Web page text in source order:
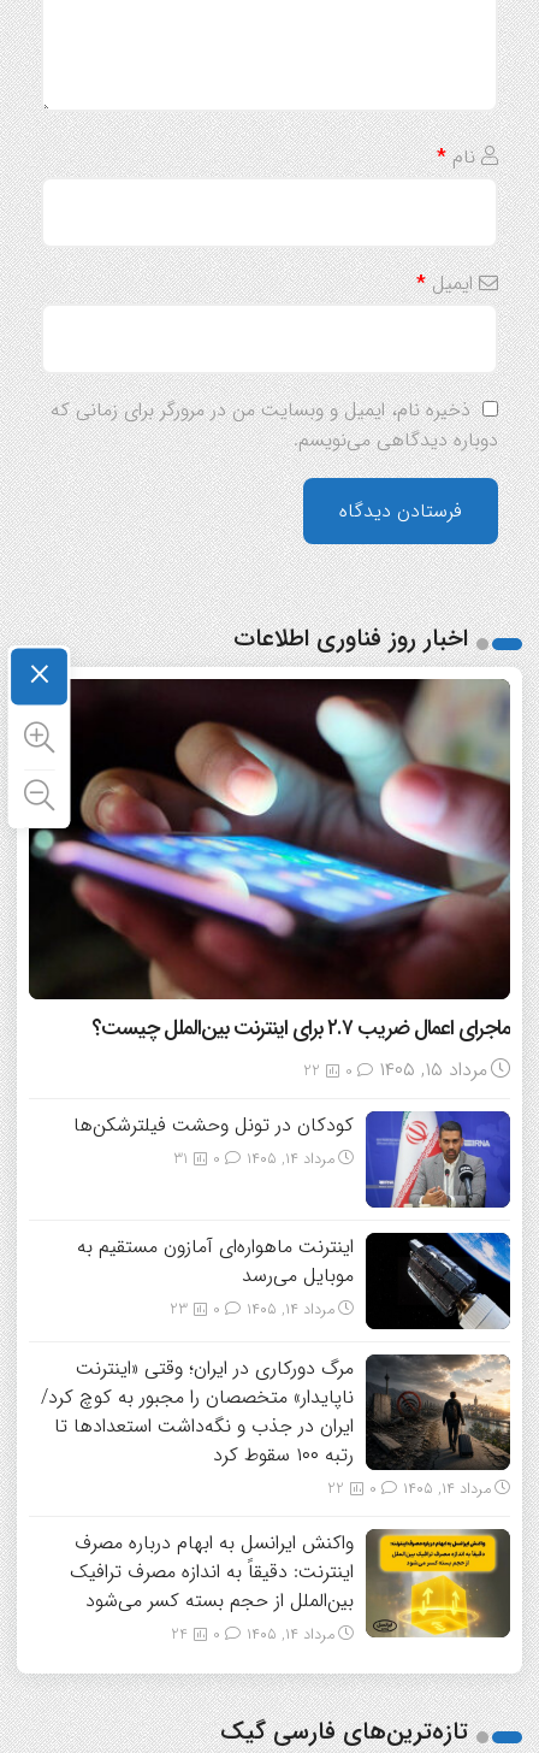
نام*
ایمیل*
ذخیره نام، ایمیل و وبسایت من در مرورگر برای زمانی که
دوباره دیدگاهی می‌نویسم.
اخبار روز فناوری اطلاعات
ماجرای اعمال ضریب ۲.۷ برای اینترنت بین‌الملل چیست؟
مرداد ۱۵, ۱۴۰۵ 22
کودکان در تونل وحشت فیلترشکن‌ها
مرداد ۱۴, ۱۴۰۵ 31
اینترنت ماهواره‌ای آمازون مستقیم به
موبایل می‌رسد
مرداد ۱۴, ۱۴۰۵ 23
مرگ دورکاری در ایران؛ وقتی «اینترنت
ناپایدار» متخصصان را مجبور به کوچ کرد/
ایران در جذب و نگه‌داشت استعدادها تا
رتبه ۱۰۰ سقوط کرد
مرداد ۱۴, ۱۴۰۵ 22
واکنش ایرانسل به ابهام درباره مصرف
اینترنت: دقیقاً به اندازه مصرف ترافیک
بین‌الملل از حجم بسته کسر می‌شود
مرداد ۱۴, ۱۴۰۵ 24
تازه‌ترین‌های فارسی گیک
×